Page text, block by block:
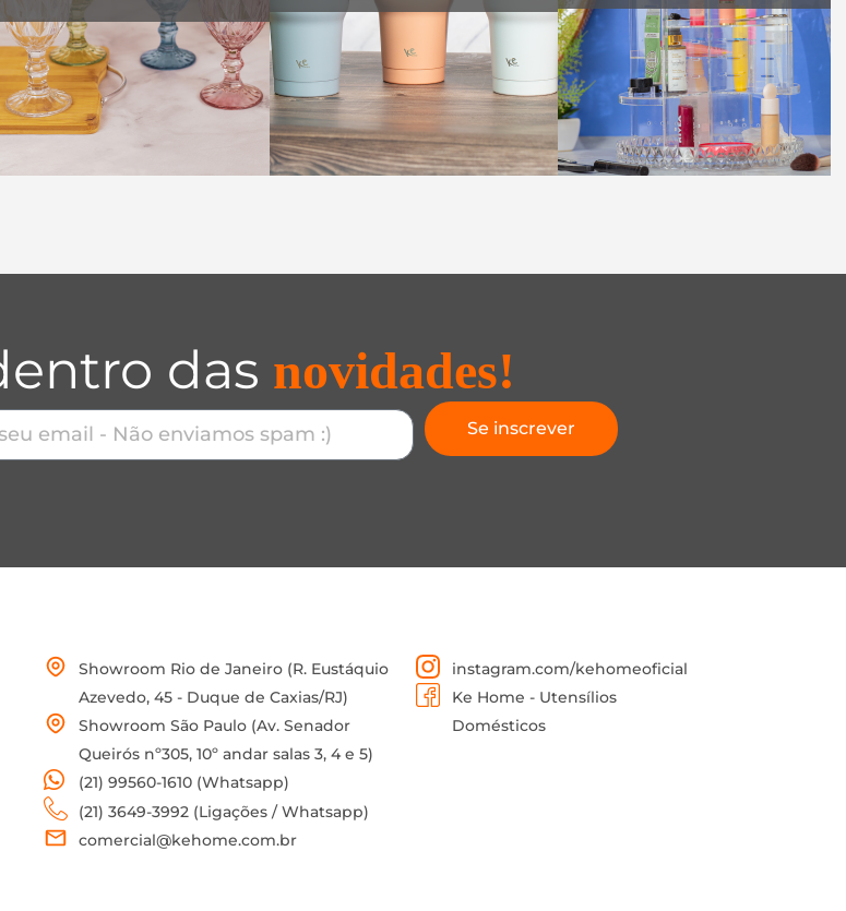
das novidades!
Se inscrever
Showroom Rio de Janeiro (R. Eustáquio
Azevedo, 45 - Duque de Caxias/RJ)
Showroom São Paulo (Av. Senador
Queirós nº305, 10º andar salas 3, 4 e 5)
(21) 99560-1610 (Whatsapp)
(21) 3649-3992 (Ligações / Whatsapp)
comercial@kehome.com.br
instagram.com/kehomeoficial
Ke Home - Utensílios
Domésticos